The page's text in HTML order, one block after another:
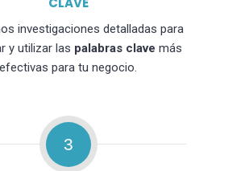
investigaciones detalladas para
y utilizar las palabras clave más
efectivas para tu negocio.
3